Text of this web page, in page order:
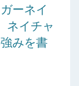
ーネイ
ネイチャ
みを書